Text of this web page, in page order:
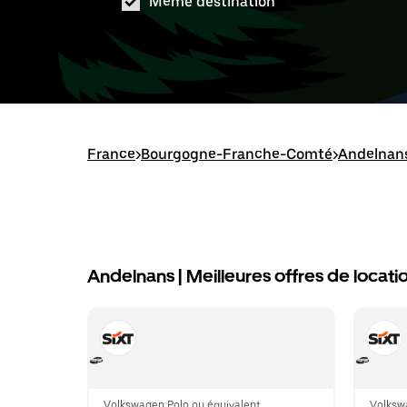
France>Bourgogne-Franche-Comté>
Andelnans | Meilleures offres de